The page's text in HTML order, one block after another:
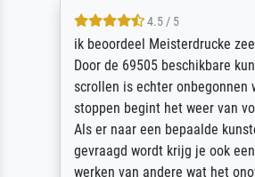
4.5 / 5
ik beoordeel Meisterdrucke
Door de 69505 beschikbare
scrollen is echter onbegonnen
stoppen begint het weer van
Als er naar een bepaalde
gevraagd wordt krijg je ook
werken van andere wat het